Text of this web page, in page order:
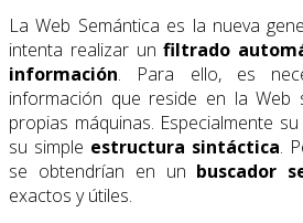
La Web Semántica es la nueva
intenta realizar unfiltrado
información. Para ello, es
información que reside en la Web
propias máquinas. Especialmente
su simple estructura sintáctica.
se obtendrían en un buscador
exactos y útiles.